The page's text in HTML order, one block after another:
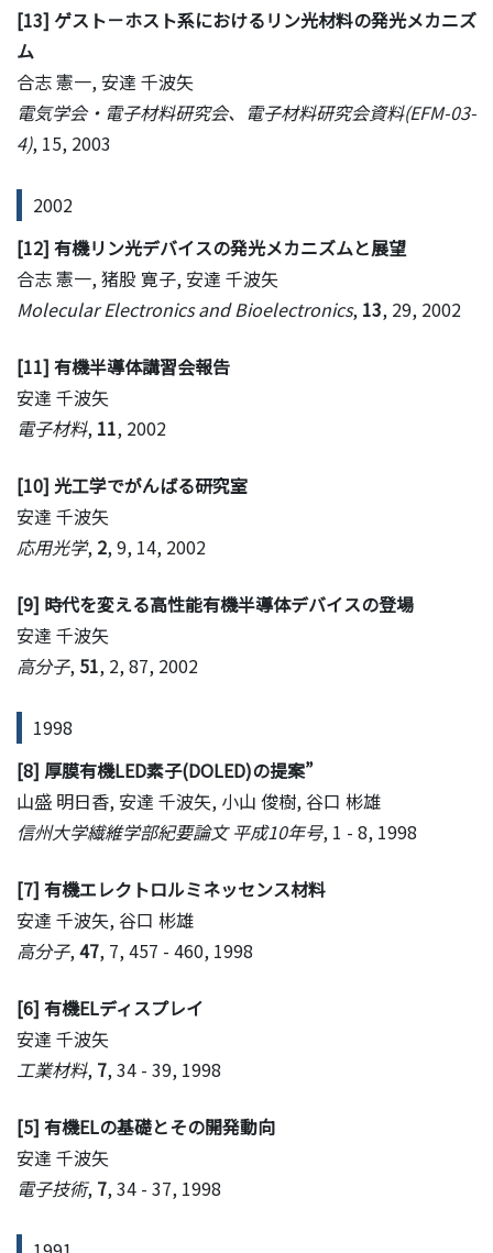
[13] ゲスト－ホスト系におけるリン光材料の発光メカニズ
ム
合志 憲一, 安達 千波矢
電気学会・電子材料研究会、電子材料研究会資料(EFM-03-
4), 15, 2003
2002
[12] 有機リン光デバイスの発光メカニズムと展望
合志 憲一, 猪股 寛子, 安達 千波矢
Molecular Electronics and Bioelectronics, 13, 29, 2002
[11] 有機半導体講習会報告
安達 千波矢
電子材料, 11, 2002
[10] 光工学でがんばる研究室
安達 千波矢
応用光学, 2, 9, 14, 2002
[9] 時代を変える高性能有機半導体デバイスの登場
安達 千波矢
高分子, 51, 2, 87, 2002
1998
[8] 厚膜有機LED素子(DOLED)の提案”
山盛 明日香, 安達 千波矢, 小山 俊樹, 谷口 彬雄
信州大学繊維学部紀要論文 平成10年号, 1 - 8, 1998
[7] 有機エレクトロルミネッセンス材料
安達 千波矢, 谷口 彬雄
高分子,47, 7, 457 - 460, 1998
[6] 有機ELディスプレイ
安達 千波矢
工業材料, 7, 34 - 39, 1998
[5] 有機ELの基礎とその開発動向
安達 千波矢
電子技術, 7, 34 - 37, 1998